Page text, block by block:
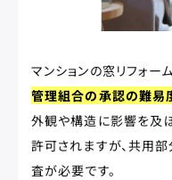
マンションの窓リフォー
管理組合の承認の難易
外観や構造に影響を及
許可されますが、共用
査が必要です。